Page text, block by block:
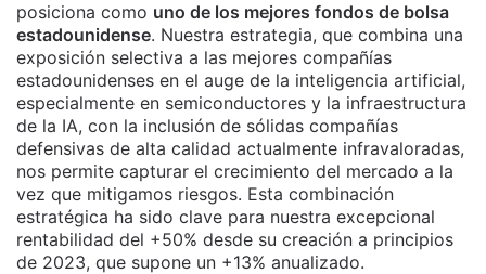
posiciona como uno de los mejores fondos de bolsa
estadounidense. Nuestra estrategia, que combina una
exposición selectiva a las mejores compañías
estadounidenses en el auge de la inteligencia artificial,
especialmente en semiconductores y la infraestructura
de la IA, con la inclusión de sólidas compañías
defensivas de alta calidad actualmente infravaloradas,
nos permite capturar el crecimiento del mercado a la
vez que mitigamos riesgos. Esta combinación
estratégica ha sido clave para nuestra excepcional
rentabilidad del +50% desde su creación a principios
de 2023, que supone un +13% anualizado.